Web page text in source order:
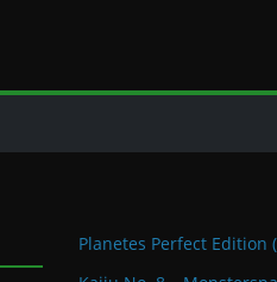
Planetes Perfect Edition